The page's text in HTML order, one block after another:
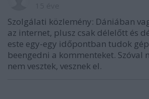
Szolgálati közlemény: Dániában
az internet, plusz csak délelőtt és
este egy-egy időpontban tudok
beengedni a kommenteket. Szóval
nem vesztek, vesznek el.